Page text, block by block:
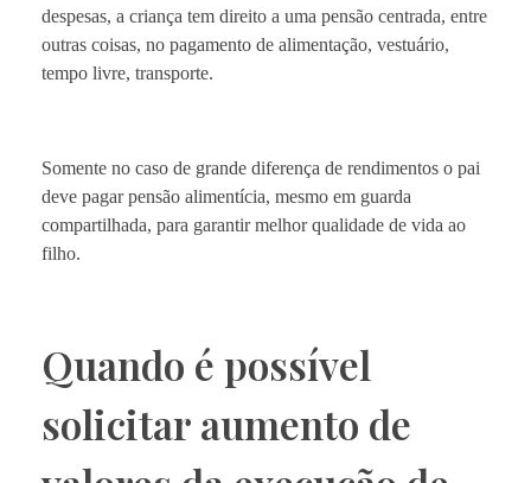
despesas, a criança tem direito a uma pensão centrada, entre
outras coisas, no pagamento de alimentação, vestuário,
tempo livre, transporte.
Somente no caso de grande diferença de rendimentos o pai
deve pagar pensão alimentícia, mesmo em guarda
compartilhada, para garantir melhor qualidade de vida ao
filho.
Quando é possível
solicitar aumento de